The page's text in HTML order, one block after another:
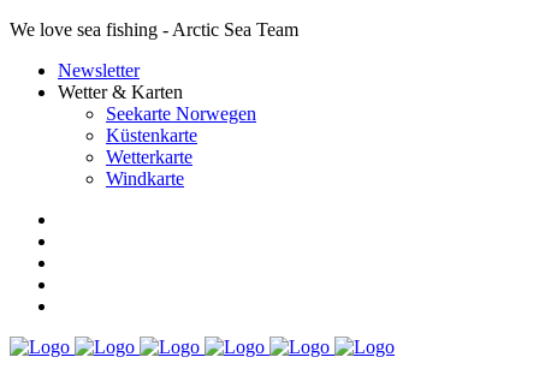
We love sea fishing - Arctic Sea Team
Newsletter
Wetter & Karten
Seekarte Norwegen
Küstenkarte
Wetterkarte
Windkarte